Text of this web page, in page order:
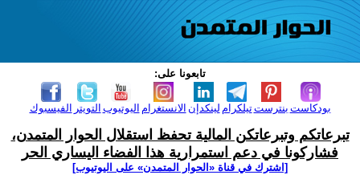
تابعونا على:
الفيسبوك التويتر اليوتيوب الانستغرام لينكدإن تيلكرامبنترست بودكاست
تبرعاتكم وتبرعاتكن المالية تحفظ استقلال الحوار المتمدن،
فشاركونا في دعم استمرارية هذا الفضاء اليساري الحر
[اشترك في قناة ‫«الحوار المتمدن» على اليوتيوب]